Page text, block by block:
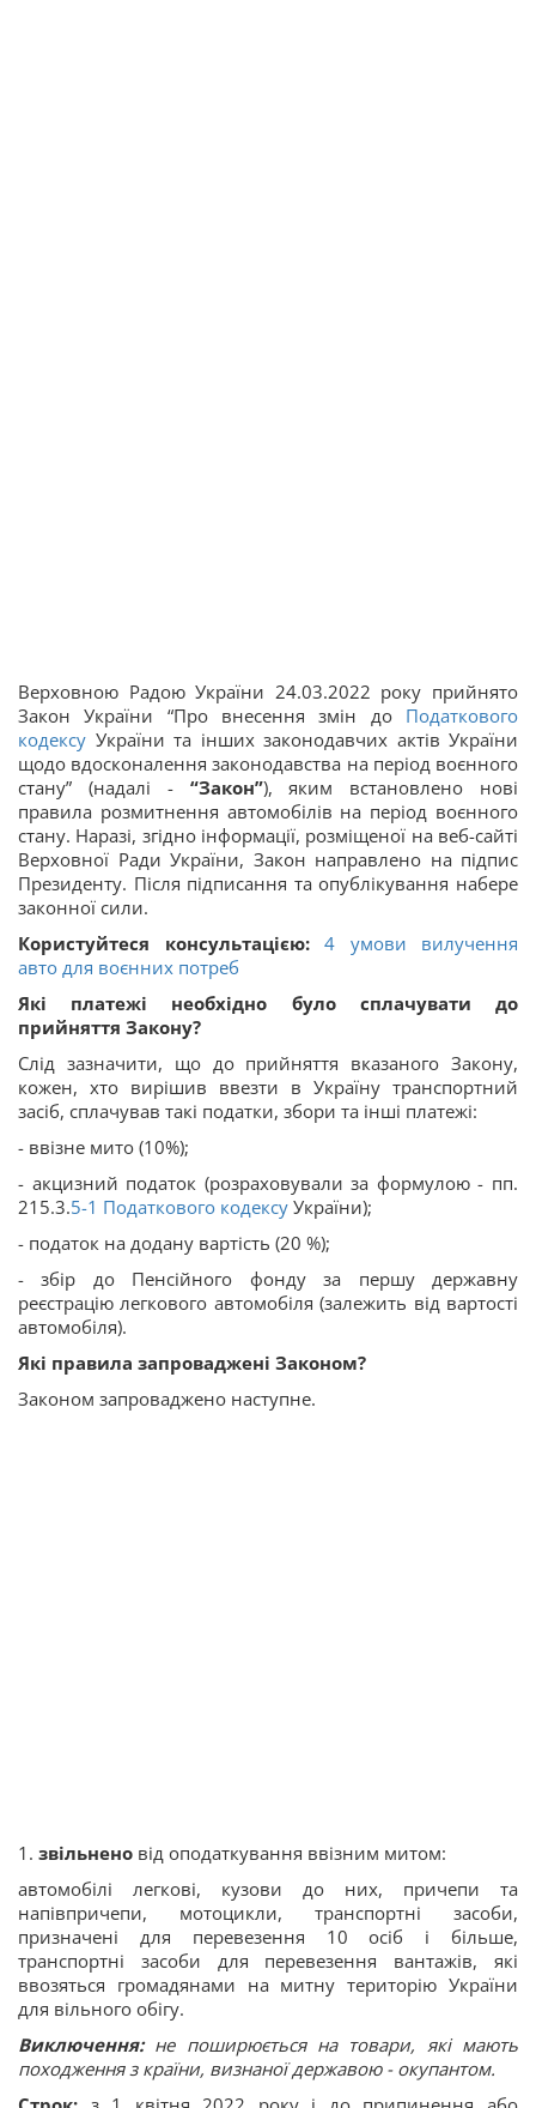
Верховною Радою України 24.03.2022 року прийнято
Закон України “Про внесення змін до Податкового
кодексу України та інших законодавчих актів України
щодо вдосконалення законодавства на період воєнного
стану” (надалі - “Закон”), яким встановлено нові
правила розмитнення автомобілів на період воєнного
стану. Наразі, згідно інформації, розміщеної на веб-сайті
Верховної Ради України, Закон направлено на підпис
Президенту. Після підписання та опублікування набере
законної сили.
Користуйтеся консультацією:
4 умови вилучення
авто для воєнних потреб
Які платежі необхідно було сплачувати до
прийняття Закону?
Слід зазначити, що до прийняття вказаного Закону,
кожен, хто вирішив ввезти в Україну транспортний
засіб, сплачував такі податки, збори та інші платежі:
- ввізне мито (10%);
- акцизний податок (розраховували за формулою - пп.
215.3.5-1 Податкового кодексу України);
- податок на додану вартість (20 %);
- збір до Пенсійного фонду за першу державну
реєстрацію легкового автомобіля (залежить від вартості
автомобіля).
Які правила запроваджені Законом?
Законом запроваджено наступне.
1. звільнено від оподаткування ввізним митом:
автомобілі легкові, кузови до них, причепи та
напівпричепи, мотоцикли, транспортні засоби,
призначені для перевезення 10 осіб i більше,
транспортні засоби для перевезення вантажів, які
ввозяться громадянами на митну територію України
для вільного обігу.
Виключення:не поширюється на товари, які мають
походження з країни, визнаної державою - окупантом.